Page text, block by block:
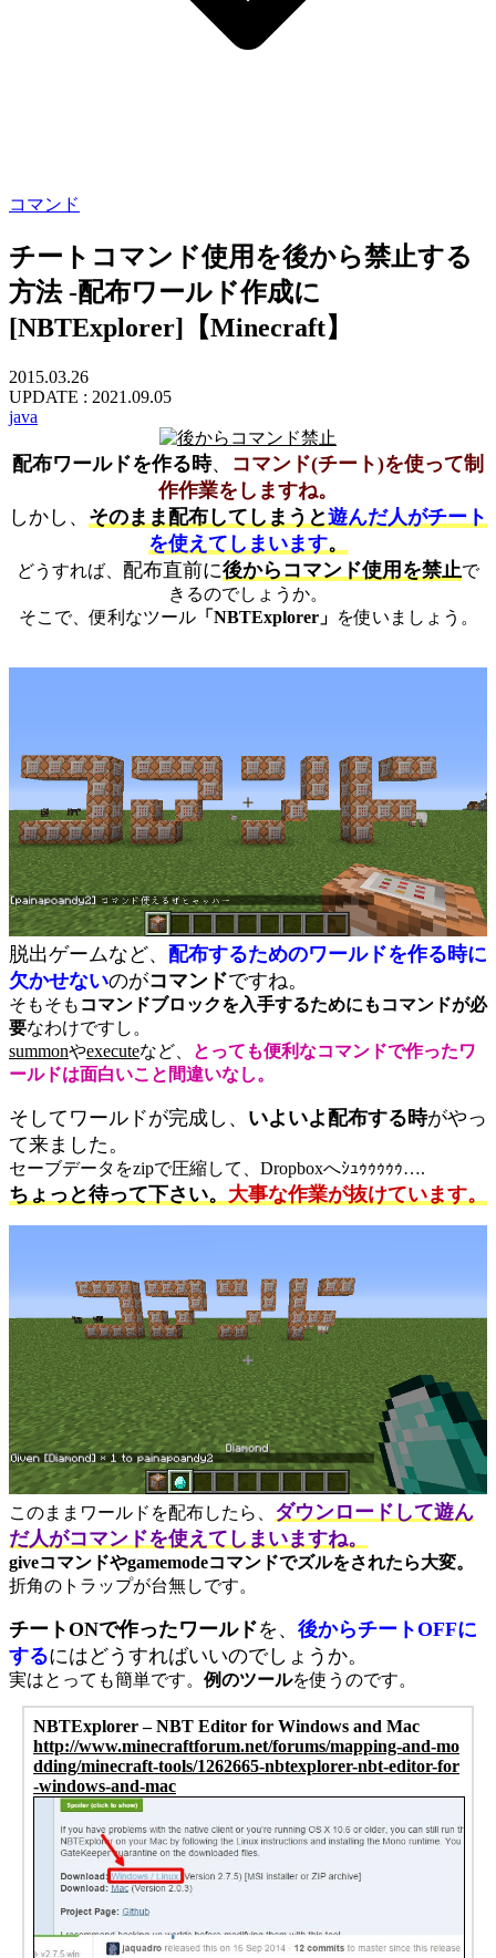
コマンド
チートコマンド使用を後から禁止する
方法 -配布ワールド作成に
[NBTExplorer]【Minecraft】
2015.03.26
UPDATE : 2021.09.05
java
配布ワールドを作る時、 コマンド(チート)を使って制
作作業をしますね。
しかし、 そのまま配布してしまうと遊んだ人がチート
を使えてしまいます。
どうすれば、 配布直前に後からコマンド使用を禁止で
きるのでしょうか。
そこで、便利なツール「NBTExplorer」 を使いましょう。
脱出ゲームなど、 配布するためのワールドを作る時に
欠かせないのがコマンドですね。
そもそも コマンドブロックを入手するためにもコマンドが必
要なわけですし。
summonやexecuteなど、
とっても便利なコマンドで作ったワ
ールドは面白いこと間違いなし。
そしてワールドが完成し、 いよいよ配布する時がやっ
て来ました。
セーブデータをzipで圧縮して、Dropboxへｼｭｩｩｩｩｩ….
ちょっと待って下さい。 大事な作業が抜けています。
このままワールドを配布したら、 ダウンロードして遊ん
だ人がコマンドを使えてしまいますね。
giveコマンドやgamemodeコマンドでズルをされたら大変。
折角のトラップが台無しです。
チートONで作ったワールドを、 後からチートOFFに
するにはどうすればいいのでしょうか。
実はとっても簡単です。 例のツールを使うのです。
NBTExplorer – NBT Editor for Windows and Mac
http://www.minecraftforum.net/forums/mapping-and-mo
dding/minecraft-tools/1262665-nbtexplorer-nbt-editor-for
-windows-and-mac